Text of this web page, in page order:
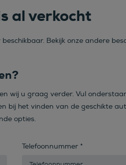
al verkocht
Bekijk onze andere
wij u graag verder. Vul
bij het vinden van de geschikte
opties.
Telefoonnummer *